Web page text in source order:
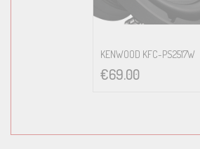
KENWOOD KFC-PS2517W
€69.00